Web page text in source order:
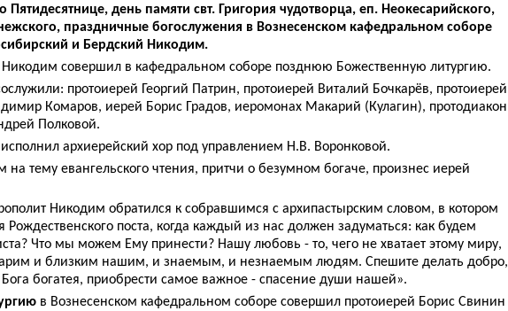
день памяти свт. Григория чудотворца, еп. Неокесарийского,
праздничные богослужения в Вознесенском кафедральном соборе
и Бердский Никодим.
совершил в кафедральном соборе позднюю Божественную литургию.
протоиерей Георгий Патрин, протоиерей Виталий Бочкарёв, протоиерей
Комаров, иерей Борис Градов, иеромонах Макарий (Кулагин), протодиакон
Полковой.
архиерейский хор под управлением Н.В. Воронковой.
на тему евангельского чтения, притчи о безумном богаче, произнес иерей
Никодим обратился к собравшимся с архипастырским словом, в котором
поста, когда каждый из нас должен задуматься: как будем
Что мы можем Ему принести? Нашу любовь - то, чего не хватает этому миру,
и близким нашим, и знаемым, и незнаемым людям. Спешите делать добро,
богатея, приобрести самое важное - спасение души нашей».
в Вознесенском кафедральном соборе совершил протоиерей Борис Свинин